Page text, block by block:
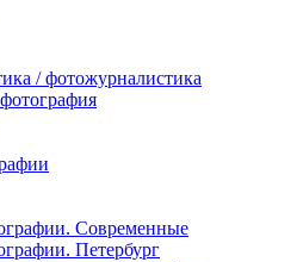
/ фотожурналистика
Современные
Петербург